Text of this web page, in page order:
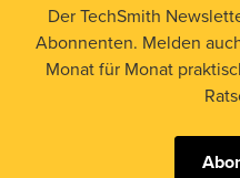
Der TechSmith
Abonnenten. Melden
Monat für Monat